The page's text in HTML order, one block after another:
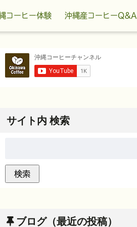
コーヒー体験 沖縄産コーヒーQ&A
サイト内 検索
ブログ（最近の投稿）